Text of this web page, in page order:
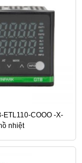
ETL110-COOO -X-
nhiệt